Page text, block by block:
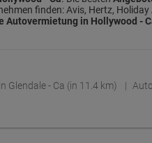
finden: Avis, Hertz,
Autovermietung in Hollywood -
Glendale - Ca (in 11.4 km)